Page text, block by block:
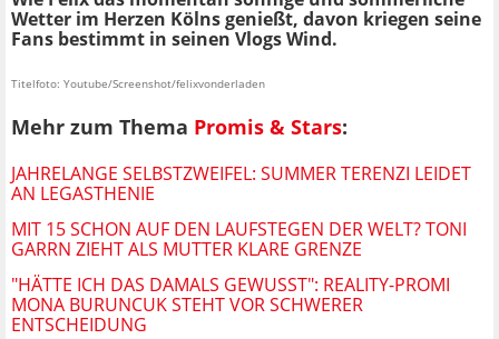
Wetter im Herzen Kölns genießt, davon kriegen seine
Fans bestimmt in seinen Vlogs Wind.
Titelfoto: Youtube/Screenshot/felixvonderladen
Mehr zum Thema Promis & Stars:
JAHRELANGE SELBSTZWEIFEL: SUMMER TERENZI LEIDET
AN LEGASTHENIE
MIT 15 SCHON AUF DEN LAUFSTEGEN DER WELT? TONI
GARRN ZIEHT ALS MUTTER KLARE GRENZE
"HÄTTE ICH DAS DAMALS GEWUSST": REALITY-PROMI
MONA BURUNCUK STEHT VOR SCHWERER
ENTSCHEIDUNG